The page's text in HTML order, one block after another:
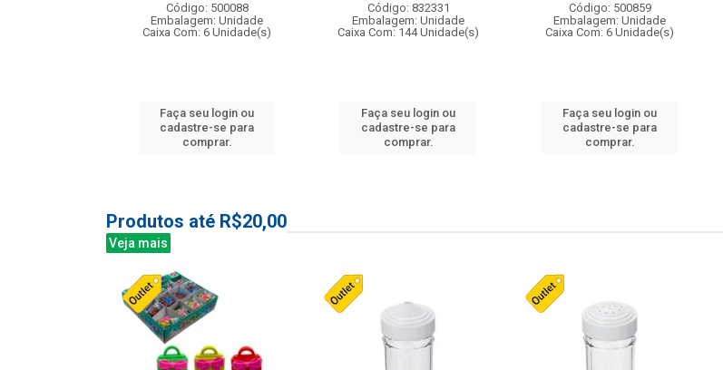
Código: 500088
Embalagem: Unidade
Caixa Com: 6 Unidade(s)
Faça seu login ou
cadastre-se para
comprar.
Código: 832331
Embalagem: Unidade
Caixa Com: 144 Unidade(s)
Faça seu login ou
cadastre-se para
comprar.
Código: 500859
Embalagem: Unidade
Caixa Com: 6 Unidade(s)
Faça seu login ou
cadastre-se para
comprar.
Produtos até R$20,00
Veja mais